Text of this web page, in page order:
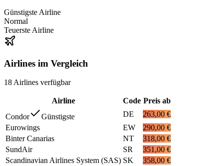
Günstigste Airline
Normal
Teuerste Airline
Airlines im Vergleich
18 Airlines verfügbar
Airline Code Preis ab
Condor
Günstigste DE
263,00 €
Eurowings
EW
290,00 €
Binter Canarias
NT
318,00 €
SundAir
SR
351,00 €
Scandinavian Airlines System (SAS) SK
358,00 €